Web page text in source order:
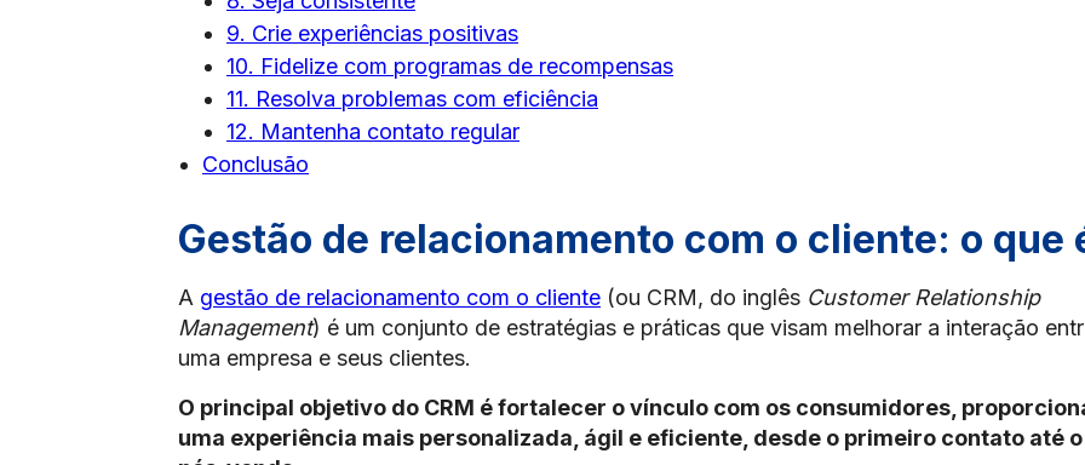
9. Crie experiências positivas
10. Fidelize com programas de recompensas
11. Resolva problemas com eficiência
12. Mantenha contato regular
Conclusão
Gestão de relacionamento com o cliente: o que
A gestão de relacionamento com o cliente (ou CRM, do inglês Customer Relationship
Management) é um conjunto de estratégias e práticas que visam melhorar a interação
uma empresa e seus clientes.
O principal objetivo do CRM é fortalecer o vínculo com os consumidores,
uma experiência mais personalizada, ágil e eficiente, desde o primeiro contato até o